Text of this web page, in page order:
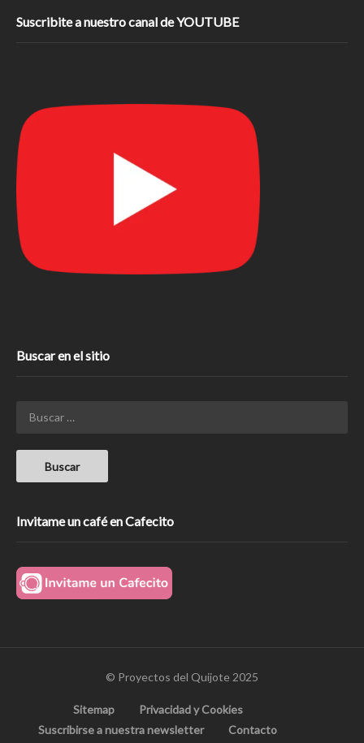
Suscribite a nuestro canal de YOUTUBE
Buscar en el sitio
Invitame un café en Cafecito
© Proyectos del Quijote 2025
Sitemap
Privacidad y Cookies
Suscribirse a nuestra newsletter
Contacto